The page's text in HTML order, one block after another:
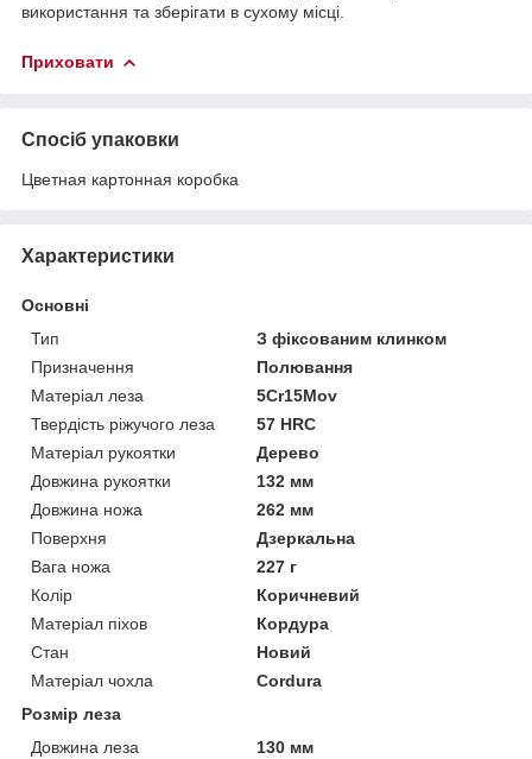
використання та зберігати в сухому місці.
Приховати
Спосіб упаковки
Цветная картонная коробка
Характеристики
Основні
Тип
З фіксованим клинком
Призначення
Полювання
Матеріал леза
5Cr15Mov
Твердість ріжучого леза
57 HRC
Матеріал рукоятки
Дерево
Довжина рукоятки
132 мм
Довжина ножа
262 мм
Поверхня
Дзеркальна
Вага ножа
227 г
Колір
Коричневий
Матеріал піхов
Кордура
Стан
Новий
Матеріал чохла
Cordura
Розмір леза
Довжина леза
130 мм